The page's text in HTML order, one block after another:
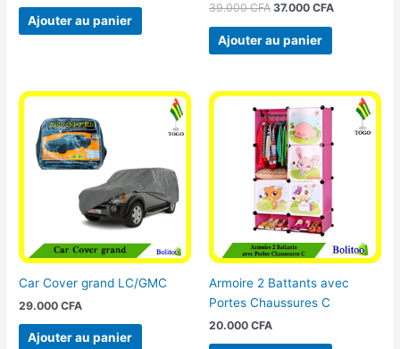
Ajouter au panier
39.000CFA 37.000 CFA
Ajouter au panier
Car Cover grand LC/GMC
29.000CFA
Ajouter au panier
Armoire 2 Battants avec
Portes Chaussures C
20.000 CFA